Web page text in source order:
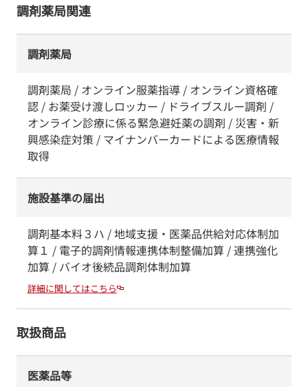
調剤薬局関連
調剤薬局
調剤薬局 / オンライン服薬指導 / オンライン資格確
認 / お薬受け渡しロッカー / ドライブスルー調剤 /
オンライン診療に係る緊急避妊薬の調剤 / 災害・新
興感染症対策 / マイナンバーカードによる医療情報
取得
施設基準の届出
調剤基本料３ハ / 地域支援・医薬品供給対応体制加
算１ / 電子的調剤情報連携体制整備加算 / 連携強化
加算 / バイオ後続品調剤体制加算
詳細に関してはこちら
取扱商品
医薬品等